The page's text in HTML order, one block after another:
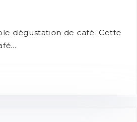
dégustation de café. Cette